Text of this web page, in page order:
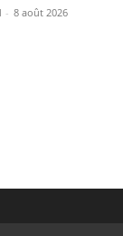
- 8 août 2026